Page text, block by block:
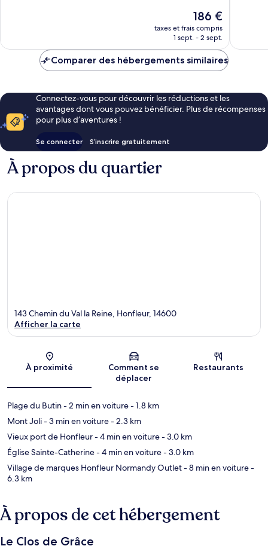
Le
nouveau
prix
de
186 €
taxes et frais compris
1 sept. - 2 sept.
Comparer des hébergements similaires
Connectez-vous pour découvrir les réductions et les
avantages dont vous pouvez bénéficier. Plus de récompenses
pour plus d’aventures !
Se connecter S’inscrire gratuitement
À propos du quartier
Carte
143 Chemin du Val la Reine, Honfleur, 14600
Afficher la carte
À proximité
Comment se
déplacer
Restaurants
Plage du Butin- 2 min en voiture- 1.8 km
Mont Joli- 3 min en voiture- 2.3 km
Vieux port de Honfleur- 4 min en voiture- 3.0 km
Église Sainte-Catherine- 4 min en voiture- 3.0 km
Village de marques Honfleur Normandy Outlet- 8 min en voiture-
6.3 km
À propos de cet hébergement
Le Clos de Grâce